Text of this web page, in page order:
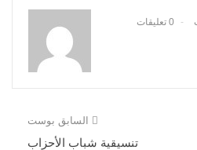
0 تعليقات
السابق بوست
تنسيقية شباب الأحزاب